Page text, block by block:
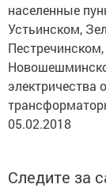
населенные
Устьинском,
электричества
05.02.2018
Следите за